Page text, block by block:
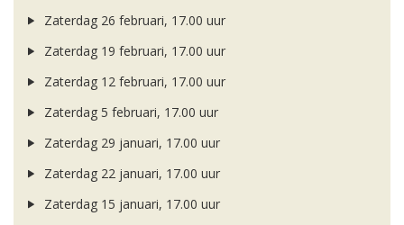
Zaterdag 26 februari, 17.00 uur
Zaterdag 19 februari, 17.00 uur
Zaterdag 12 februari, 17.00 uur
Zaterdag 5 februari, 17.00 uur
Zaterdag 29 januari, 17.00 uur
Zaterdag 22 januari, 17.00 uur
Zaterdag 15 januari, 17.00 uur